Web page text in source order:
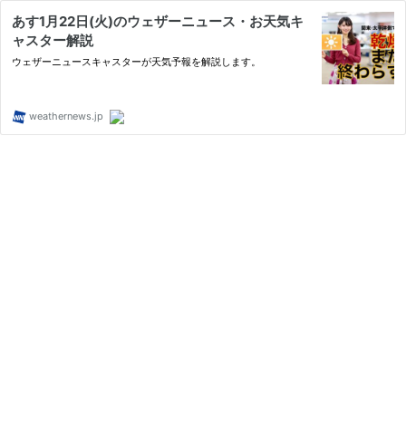
あす1月22日(火)のウェザーニュース・お天気キ
ャスター解説
ウェザーニュースキャスターが天気予報を解説します。
weathernews.jp